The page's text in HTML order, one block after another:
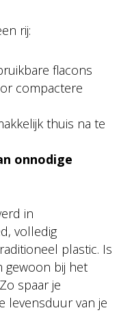
rij:
flacons
compactere
thuis na te
onnodige
in
volledig
plastic. Is
gewoon bij het
spaar je
levensduur van je